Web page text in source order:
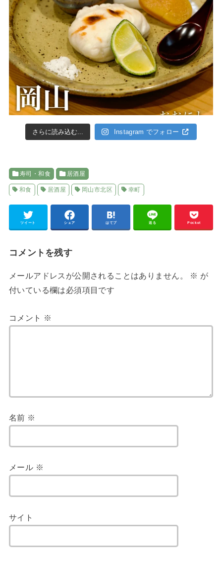
さらに読み込む... Instagram でフォロー
寿司・和食 居酒屋
和食 居酒屋 岡山市北区 幸町
ツイート シェア はてブ 送る Pocket
コメントを残す
メールアドレスが公開されることはありません。 ※ が
付いている欄は必須項目です
コメント ※
名前 ※
メール ※
サイト